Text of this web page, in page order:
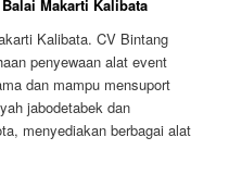
Makarti Kalibata
Kalibata. CV Bintang
penyewaan alat event
dan mampu mensuport
jabodetabek dan
menyediakan berbagai alat